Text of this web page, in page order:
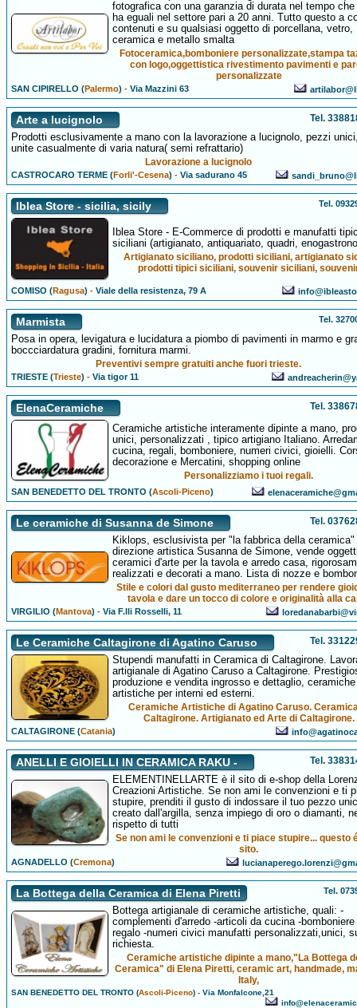
fotografica con una garanzia di durata nel tempo che
ha eguali nel settore pari a 20 anni. Tutto questo a
contenuti e su qualsiasi oggetto di porcellana, vetro,
ceramica e metallo smalta
Fotoceramica,bomboniere personalizzate,stampa
con logo,oggettistica rivestimento pavimenti e
personalizzate
SAN CIPIRELLO (Palermo) -Via Mazzini 63
Arte a lucignolo Tel.
Prodotti esclusivamente a mano con la lavorazione a lucignolo, pezzi
unite casualmente di varia natura( semi refrattario)
Lavorazione a lucignolo
CASTROCARO TERME (Forli'-Cesena) -Via sadurano 45
Iblea Store - sicilia, sicily Tel.
Iblea Store - E-Commerce di prodotti e manufatti
siciliani (artigianato, antiquariato, quadri,
Artigianato siciliano, prodotti siciliani, artigianato
prodotti tipici siciliani, souvenir siciliani,
COMISO (Ragusa) -Viale della resistenza, 79 A
Marmista Tel.
Posa in opera, levigatura e lucidatura a piombo di pavimenti in marmo e
boccciardatura gradini, fornitura marmi.
Preventivi sempre gratuiti anche fuori trieste.
TRIESTE (Trieste) -Via tigor 11
ElenaCeramiche Tel.
Ceramiche artistiche interamente dipinte a mano,
unici, personalizzati , tipico artigiano Italiano.
cucina, regali, bomboniere, numeri civici, gioielli.
decorazione e Mercatini, shopping online
Personalizziamo i tuoi regali.
SAN BENEDETTO DEL TRONTO (Ascoli-Piceno)
Le ceramiche di Susanna de Simone Tel.
Kiklops, esclusivista per "la fabbrica della ceramica"
direzione artistica Susanna de Simone, vende
ceramici d'arte per la tavola e arredo casa,
realizzati e decorati a mano. Lista di nozze e
Stile e colori dal gusto mediterraneo per rendere
tavola e dare un tocco di colore e originalità alla
VIRGILIO (Mantova) -Via F.lli Rosselli, 11
Le Ceramiche Caltagirone di Agatino Caruso Tel.
Stupendi manufatti in Ceramica di Caltagirone.
artigianale di Agatino Caruso a Caltagirone.
produzione e vendita ingrosso e dettaglio, ceramiche
artistiche per interni ed esterni.
Ceramiche Artistiche di Agatino Caruso.
Caltagirone. Artigianato ed Arte di Caltagirone.
CALTAGIRONE (Catania)
ANELLI E GIOIELLI IN CERAMICA RAKU - Tel.
ELEMENTINELLARTE è il sito di e-shop della
Creazioni Artistiche. Se non ami le convenzioni e ti
stupire, prenditi il gusto di indossare il tuo pezzo
creato dall'argilla, senza impiego di oro o diamanti,
rispetto di tutti
Se non ami le convenzioni e ti piace stupire... questo
sito.
AGNADELLO (Cremona)
La Bottega della Ceramica di Elena Piretti Tel.
Bottega artigianale di ceramiche artistiche, quali: -
complementi d'arredo -articoli da cucina -bomboniere
regalo -numeri civici manufatti personalizzati,unici,
richiesta.
Ceramiche artistiche dipinte a mano,"La Bottega
Ceramica" di Elena Piretti, ceramic art, handmade,
Italy,
SAN BENEDETTO DEL TRONTO (Ascoli-Piceno) -Via Monfalcone,21